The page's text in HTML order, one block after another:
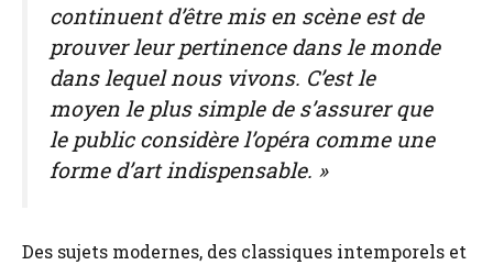
continuent d’être mis en scène est de
prouver leur pertinence dans le monde
dans lequel nous vivons. C’est le
moyen le plus simple de s’assurer que
le public considère l’opéra comme une
forme d’art indispensable. »
Des sujets modernes, des classiques intemporels et